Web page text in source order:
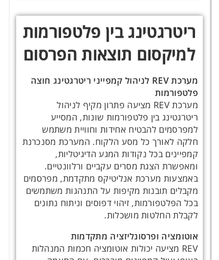
ריטרגטינג בין פלטפורמות
למיקסום תוצאות הפרסום
מערכת REV לניהול קמפייני ריטרגטינג חוצה
פלטפורמות
מערכת REV מציעה פתרון מקיף לניהול
ריטרגטינג בין פלטפורמות שונות, המסייע
למפרסמים להבטיח אחידות וחוויית משתמש
חלקה לאורך כל מסע הלקוח. המערכת מסנכרנת
קמפיינים בכל נקודות המגע הדיגיטליות,
ומאפשרת הצגת מסרים עקביים ורלוונטיים.
באמצעות מערכת אנליטיקס מתקדמת, מפרסמים
מקבלים תובנות מקיפות על התנהגות משתמשים
בכל הפלטפורמות, זיהוי דפוסים וניתוח נתונים
לקבלת החלטות מושכלות.
אוטומציה ופרסונליזציה מתקדמות
REV מציעה יכולות אוטומציה חכמות המנהלות